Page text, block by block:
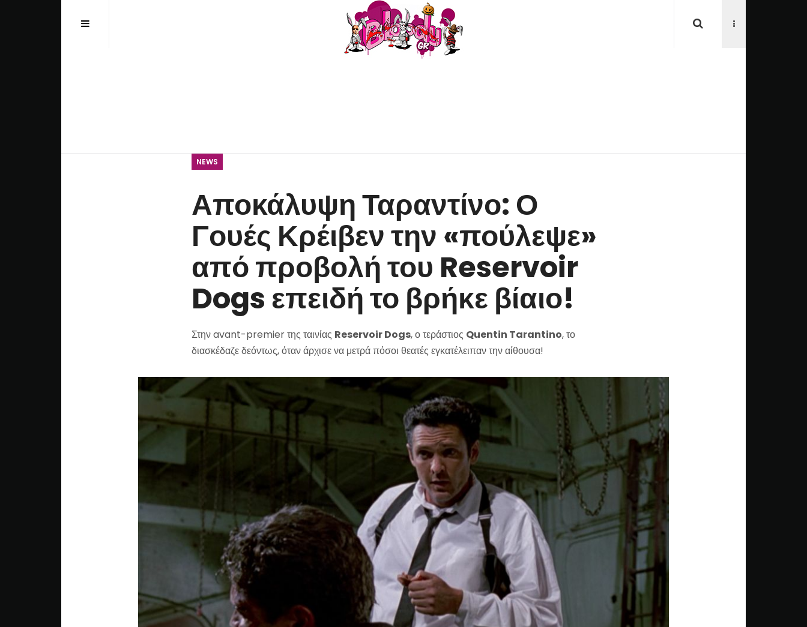
NEWS
Αποκάλυψη Ταραντίνο: Ο
Γουές Κρέιβεν την «πούλεψε»
από προβολή του Reservoir
Dogs επειδή το βρήκε βίαιο!
Στην avant-premier της ταινίας Reservoir Dogs, ο τεράστιος Quentin Tarantino, το
διασκέδαζε δεόντως, όταν άρχισε να μετρά πόσοι θεατές εγκατέλειπαν την αίθουσα!